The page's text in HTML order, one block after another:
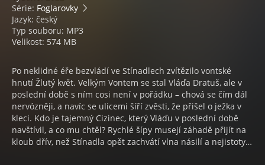
Série: Foglarovky
Jazyk: český
Typ souboru: MP3
Velikost: 574 MB
Po neklidné éře bezvládí ve Stínadlech zvítězilo vontské
hnutí Žlutý květ. Velkým Vontem se stal Vláďa Dratuš, ale v
poslední době s ním cosi není v pořádku – chová se čím dál
nervózněji, a navíc se ulicemi šíří zvěsti, že přišel o ježka v
kleci. Kdo je tajemný Cizinec, který Vláďu v poslední době
navštívil, a co mu chtěl? Rychlé šípy musejí záhadě přijít na
kloub dřív, než Stínadla opět zachvátí vlna násilí a nejistoty…